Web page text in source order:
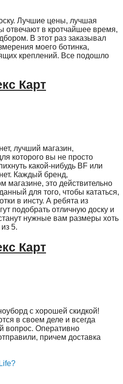
Лучшие цены, лучшая
отвечают в кротчайшее время,
В этот раз заказывал
моего ботинка,
креплений. Все подошло
Карт
лучший магазин,
которого вы не просто
какой-нибудь BF или
Каждый бренд,
магазине, это действительно
для того, чтобы кататься,
в инсту. А ребята из
подобрать отличную доску и
нужные вам размеры хоть
5.
Карт
с хорошей скидкой!
в своем деле и всегда
вопрос. Оперативно
причем доставка